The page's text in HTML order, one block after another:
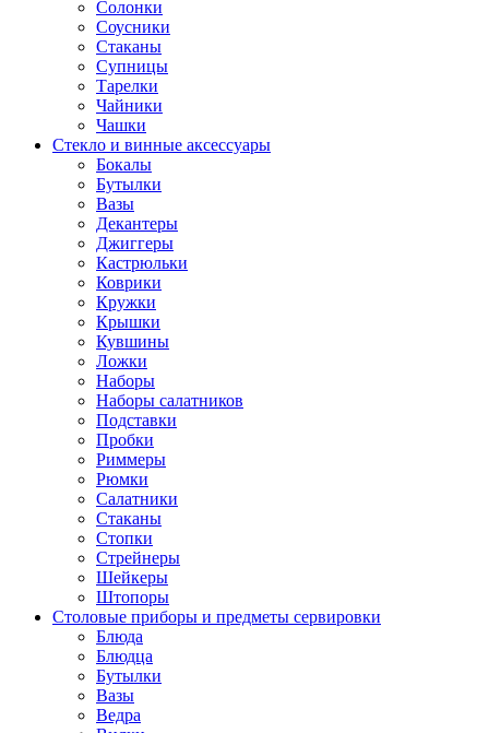
Солонки
Соусники
Стаканы
Супницы
Тарелки
Чайники
Чашки
Стекло и винные аксессуары
Бокалы
Бутылки
Вазы
Декантеры
Джиггеры
Кастрюльки
Коврики
Кружки
Крышки
Кувшины
Ложки
Наборы
Наборы салатников
Подставки
Пробки
Риммеры
Рюмки
Салатники
Стаканы
Стопки
Стрейнеры
Шейкеры
Штопоры
Столовые приборы и предметы сервировки
Блюда
Блюдца
Бутылки
Вазы
Ведра